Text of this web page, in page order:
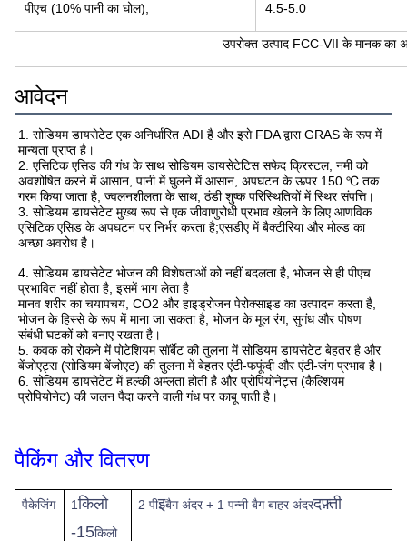
पीएच (10% पानी का घोल), 4.5-5.0
उपरोक्त उत्पाद FCC-VII के मानक का
आवेदन
1. सोडियम डायसेटेट एक अनिर्धारित ADI है और इसे FDA द्वारा GRAS के रूप में
मान्यता प्राप्त है।
2. एसिटिक एसिड की गंध के साथ सोडियम डायसेटेटिस सफेद क्रिस्टल, नमी को
अवशोषित करने में आसान, पानी में घुलने में आसान, अपघटन के ऊपर 150 ℃ तक
गरम किया जाता है, ज्वलनशीलता के साथ, ठंडी शुष्क परिस्थितियों में स्थिर संपत्ति।
3. सोडियम डायसेटेट मुख्य रूप से एक जीवाणुरोधी प्रभाव खेलने के लिए आणविक
एसिटिक एसिड के अपघटन पर निर्भर करता है;एसडीए में बैक्टीरिया और मोल्ड का
अच्छा अवरोध है।
4. सोडियम डायसेटेट भोजन की विशेषताओं को नहीं बदलता है, भोजन से ही पीएच
प्रभावित नहीं होता है, इसमें भाग लेता है
मानव शरीर का चयापचय, CO2 और हाइड्रोजन पेरोक्साइड का उत्पादन करता है,
भोजन के हिस्से के रूप में माना जा सकता है, भोजन के मूल रंग, सुगंध और पोषण
संबंधी घटकों को बनाए रखता है।
5. कवक को रोकने में पोटेशियम सॉर्बेट की तुलना में सोडियम डायसेटेट बेहतर है और
बेंजोएट्स (सोडियम बेंजोएट) की तुलना में बेहतर एंटी-फफूंदी और एंटी-जंग प्रभाव है।
6. सोडियम डायसेटेट में हल्की अम्लता होती है और प्रोपियोनेट्स (कैल्शियम
प्रोपियोनेट) की जलन पैदा करने वाली गंध पर काबू पाती है।
पैकिंग और वितरण
पैकेजिंग 1किलो
-15किलो
2 पीइबैग अंदर + 1 पन्नी बैग बाहर अंदरदफ़्ती